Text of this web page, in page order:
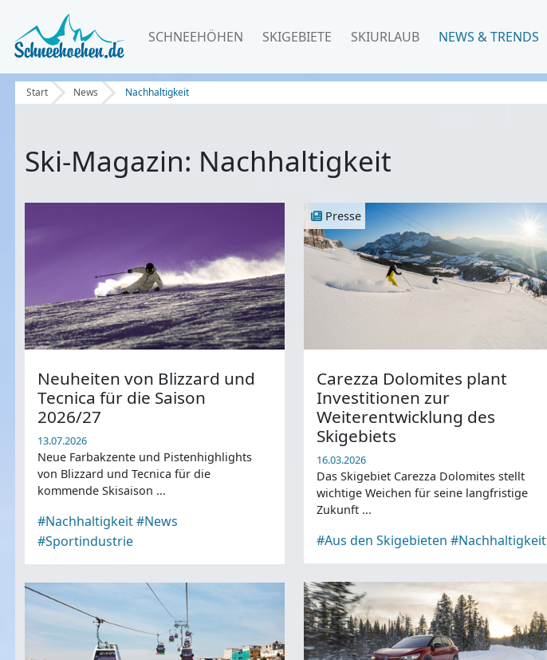
SCHNEEHÖHEN SKIGEBIETE SKIURLAUB NEWS & TRENDS
Start News Nachhaltigkeit
Ski-Magazin: Nachhaltigkeit
Neuheiten von Blizzard und
Tecnica für die Saison
2026/27
13.07.2026
Neue Farbakzente und Pistenhighlights
von Blizzard und Tecnica für die
kommende Skisaison ...
#Nachhaltigkeit#News
#Sportindustrie
Presse
Carezza Dolomites plant
Investitionen zur
Weiterentwicklung des
Skigebiets
16.03.2026
Das Skigebiet Carezza Dolomites stellt
wichtige Weichen für seine langfristige
Zukunft ...
#Aus den Skigebieten #Nachhaltigkeit